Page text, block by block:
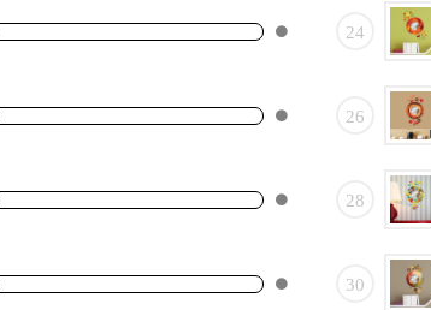
24
26
28
30